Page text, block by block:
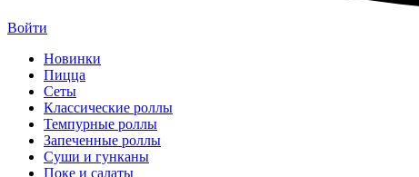
Войти
Новинки
Пицца
Сеты
Классические роллы
Темпурные роллы
Запеченные роллы
Суши и гунканы
Поке и салаты